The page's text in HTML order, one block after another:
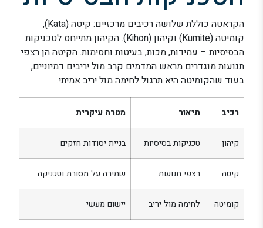
הקראטה כוללת שלושה רכיבים מרכזיים: קיטה (Kata),
קומיטה (Kumite) וקיהון (Kihon). הקיהון מתייחס לטכניקות
הבסיסיות – עמידות, מכות, בעיטות וחסימות. הקיטה הן רצפי
תנועות מוגדרים מראש המדמים קרב מול יריבים דמיוניים,
בעוד שהקומיטה היא תרגול לחימה מול יריב אמיתי.
רכיב תיאור מטרה עיקרית
קיהון טכניקות בסיסיות בניית יסודות חזקים
קיטה רצפי תנועות שמירה על מסורת וטכניקה
קומיטה לחימה מול יריב יישום מעשי